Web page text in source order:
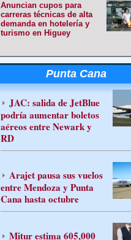
Anuncian cupos para
carreras técnicas de alta
demanda en hotelería y
turismo en Higuey
Punta Cana
JAC: salida de JetBlue
podría aumentar boletos
aéreos entre Newark y
RD
Arajet pausa sus vuelos
entre Mendoza y Punta
Cana hasta octubre
Mitur estima 605,000